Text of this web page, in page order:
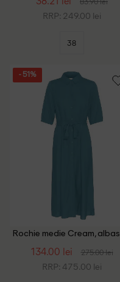
RRP: 249.00 lei
38
- 51%
Rochie medie Cream,
134.00 lei 275.00 lei
RRP: 475.00 lei